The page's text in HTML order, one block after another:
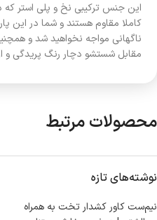
این جنس ترکیبی نخ و پلی استر
کاملا مقاوم هستند و شما در این
ناگهانی مواجه نخواهید شد و
مقابل شستشو دچار رنگ پریدگی و
محصولات مرتبط
نوشته‌های تازه
نیم‌ست کاور کشدار تخت به همراه